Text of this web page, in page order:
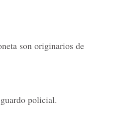
son originarios de
policial.